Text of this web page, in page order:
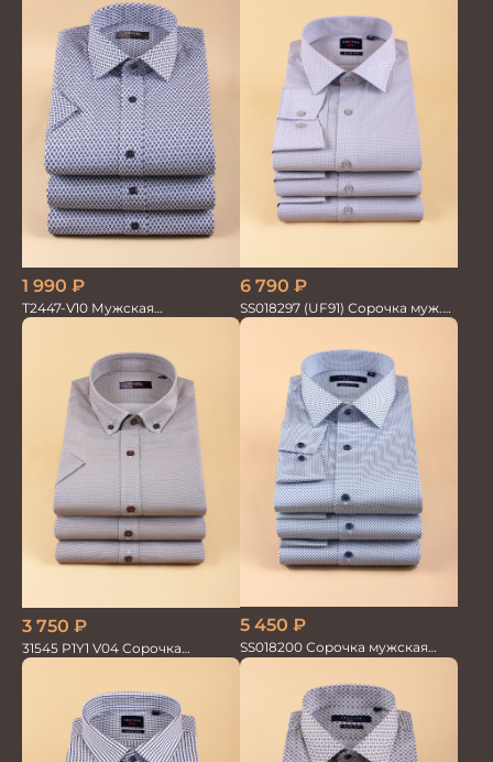
1 990 ₽
T2447-V10 Мужская
текстильная рубашка /
6 790 ₽
SS018297 (UF91) Сорочка муж.
GROSTYLE TRENDY
3 750 ₽
31545 P1Y1 V04 Сорочка
мужская
5 450 ₽
SS018200 Сорочка мужская
GROSTYLE PRIME